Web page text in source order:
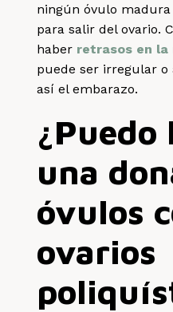
ningún óvulo
para salir del ovario.
haber retrasos en la
puede ser irregular
así el embarazo.
¿Puedo
una
óvulos
ovarios